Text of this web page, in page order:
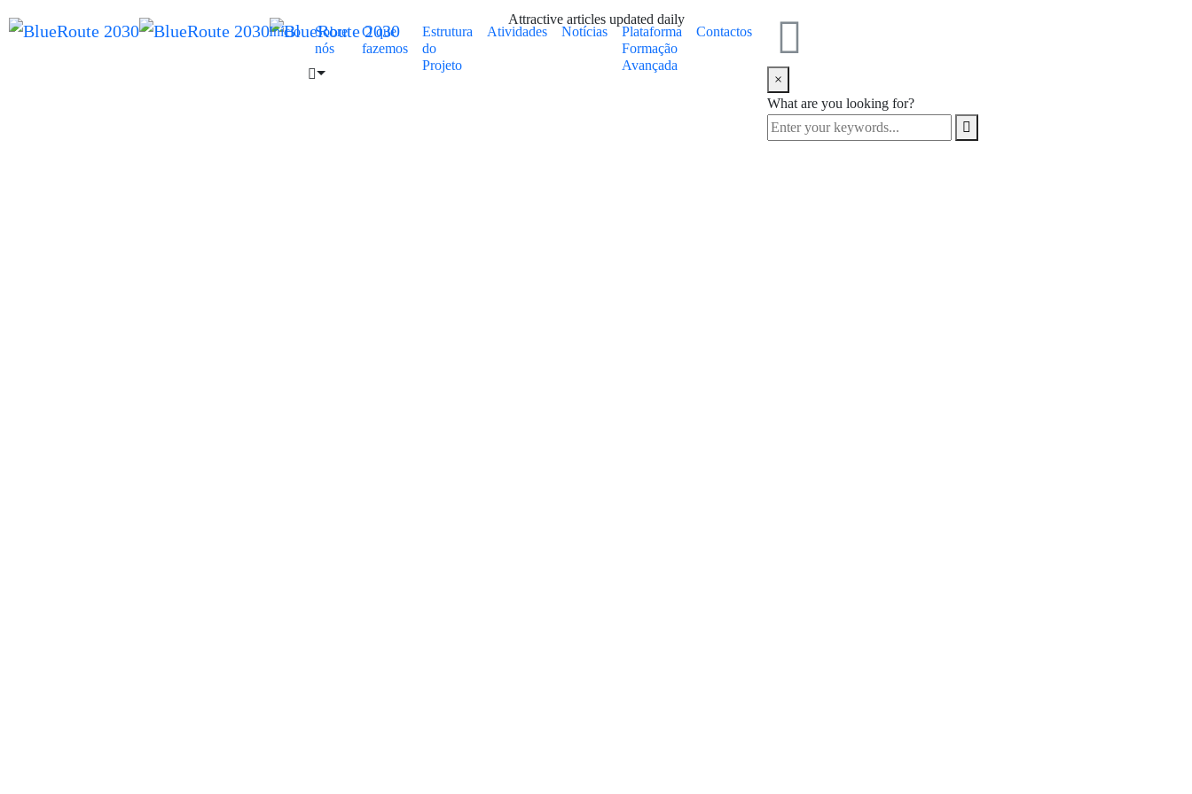
Início
Sobre
nós
O que
fazemos
Estrutura
do
Projeto
Atividades Notícias
Plataforma
Formação
Avançada
Contactos
×
What are you looking for?
Attractive articles updated daily